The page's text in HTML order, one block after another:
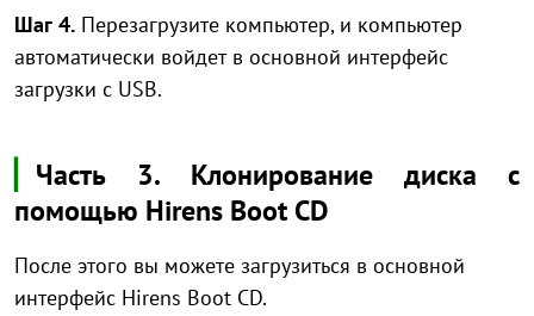
Шаг 4. Перезагрузите компьютер, и компьютер
автоматически войдет в основной интерфейс
загрузки с USB.
Часть 3. Клонирование диска с
помощью Hirens Boot CD
После этого вы можете загрузиться в основной
интерфейс Hirens Boot CD.